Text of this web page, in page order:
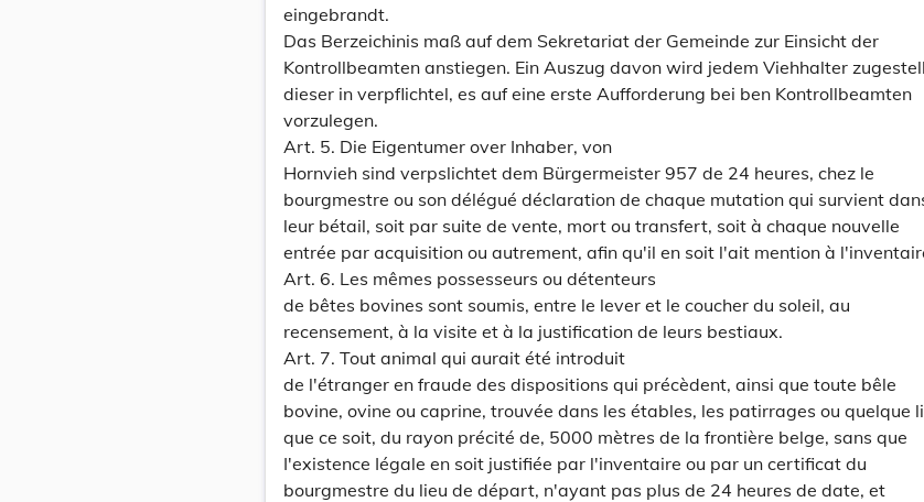
eingebrandt.
Das Berzeichinis maß auf dem Sekretariat der Gemeinde zur Einsicht der
Kontrollbeamten anstiegen. Ein Auszug davon wird jedem Viehhalter
dieser in verpflichtel, es auf eine erste Aufforderung bei ben Kontrollbeamten
vorzulegen.
Art. 5. Die Eigentumer over Inhaber, von
Hornvieh sind verpslichtet dem Bürgermeister 957 de 24 heures, chez le
bourgmestre ou son délégué déclaration de chaque mutation qui survient
leur bétail, soit par suite de vente, mort ou transfert, soit à chaque nouvelle
entrée par acquisition ou autrement, afin qu'il en soit l'ait mention à
Art. 6. Les mêmes possesseurs ou détenteurs
de bêtes bovines sont soumis, entre le lever et le coucher du soleil, au
recensement, à la visite et à la justification de leurs bestiaux.
Art. 7. Tout animal qui aurait été introduit
de l'étranger en fraude des dispositions qui précèdent, ainsi que toute bêle
bovine, ovine ou caprine, trouvée dans les étables, les patirrages ou quelque
que ce soit, du rayon précité de, 5000 mètres de la frontière belge, sans que
I'existence Iégale en soit justifiée par l'inventaire ou par un certificat du
bourgmestre du lieu de départ, n'ayant pas plus de 24 heures de date, et